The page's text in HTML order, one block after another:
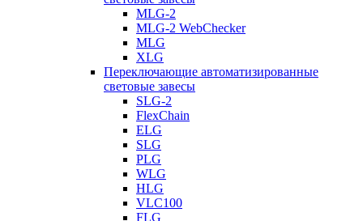
MLG-2
MLG-2 WebChecker
MLG
XLG
Переключающие автоматизированные
световые завесы
SLG-2
FlexChain
ELG
SLG
PLG
WLG
HLG
VLC100
FLG